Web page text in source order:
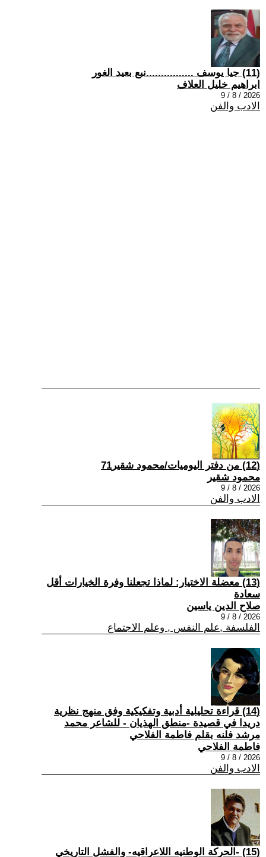
(11) جيا يوسف ................نبع بعيد الغور
ابراهيم خليل العلاف
2026 / 8 / 9
الادب والفن
(12) من دفتر اليوميات/محمود شقير71
محمود شقير
2026 / 8 / 9
الادب والفن
(13) معضلة الاختيار: لماذا تجعلنا وفرة الخيارات أقل
سعادة
صلاح الدين ياسين
2026 / 8 / 9
الفلسفة ,علم النفس , وعلم الاجتماع
(14) قراءة تحليلية أدبية وتفكيكية وفق منهج نظرية
دريدا في قصيدة -منطق الهذيان - للشاعر محمد
مرشد فلنه بقلم فاطمة الفلاحي
فاطمة الفلاحي
2026 / 8 / 9
الادب والفن
(15) -الحركة الوطنيه اللاعراقيه- والفشل التاريخي